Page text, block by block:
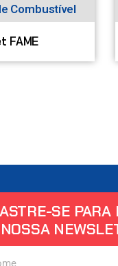
Combustível
FAME
SE PARA
NOSSA